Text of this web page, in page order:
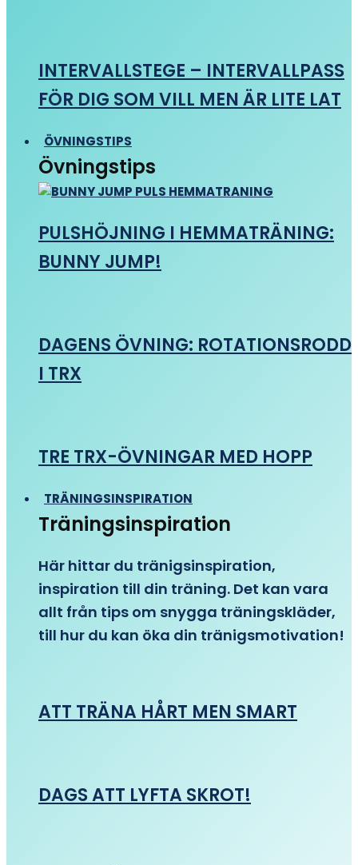
INTERVALLSTEGE – INTERVALLPASS
FÖR DIG SOM VILL MEN ÄR LITE LAT
ÖVNINGSTIPS
Övningstips
PULSHÖJNING I HEMMATRÄNING:
BUNNY JUMP!
DAGENS ÖVNING: ROTATIONSRODD
I TRX
TRE TRX-ÖVNINGAR MED HOPP
TRÄNINGSINSPIRATION
Träningsinspiration
Här hittar du tränigsinspiration,
inspiration till din träning. Det kan vara
allt från tips om snygga träningskläder,
till hur du kan öka din tränigsmotivation!
ATT TRÄNA HÅRT MEN SMART
DAGS ATT LYFTA SKROT!